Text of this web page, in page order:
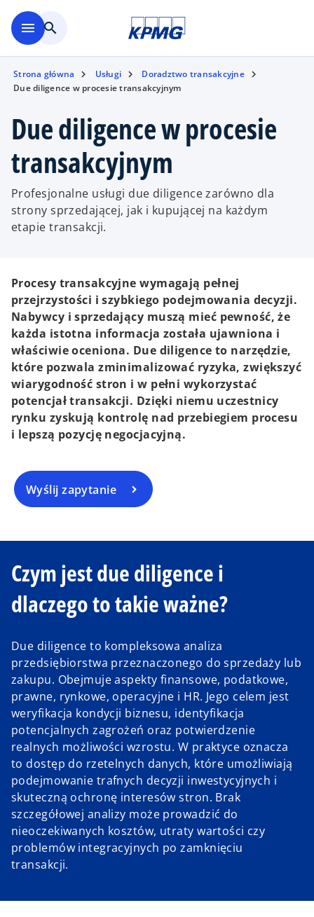
menu search
Strona główna Usługi
Doradztwo transakcyjne
Due diligence w procesie transakcyjnym
Due diligence w procesie
transakcyjnym
Profesjonalne usługi due diligence zarówno dla
strony sprzedającej, jak i kupującej na każdym
etapie transakcji.
Procesy transakcyjne wymagają pełnej
przejrzystości i szybkiego podejmowania decyzji.
Nabywcy i sprzedający muszą mieć pewność, że
każda istotna informacja została ujawniona i
właściwie oceniona. Due diligence to narzędzie,
które pozwala zminimalizować ryzyka, zwiększyć
wiarygodność stron i w pełni wykorzystać
potencjał transakcji. Dzięki niemu uczestnicy
rynku zyskują kontrolę nad przebiegiem procesu
i lepszą pozycję negocjacyjną.
Wyślij zapytanie
Czym jest due diligence i
dlaczego to takie ważne?
Due diligence to kompleksowa analiza
przedsiębiorstwa przeznaczonego do sprzedaży lub
zakupu. Obejmuje aspekty finansowe, podatkowe,
prawne, rynkowe, operacyjne i HR. Jego celem jest
weryfikacja kondycji biznesu, identyfikacja
potencjalnych zagrożeń oraz potwierdzenie
realnych możliwości wzrostu. W praktyce oznacza
to dostęp do rzetelnych danych, które umożliwiają
podejmowanie trafnych decyzji inwestycyjnych i
skuteczną ochronę interesów stron. Brak
szczegółowej analizy może prowadzić do
nieoczekiwanych kosztów, utraty wartości czy
problemów integracyjnych po zamknięciu
transakcji.